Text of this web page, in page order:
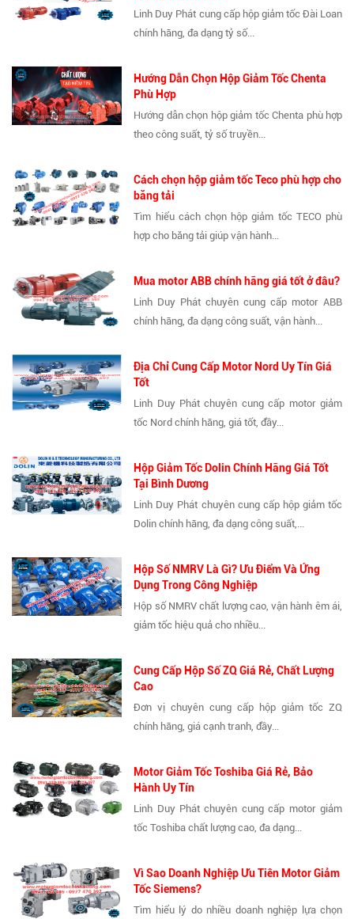
Linh Duy Phát cung cấp hộp giảm tốc Đài Loan
chính hãng, đa dạng tỷ số...
Hướng Dẫn Chọn Hộp Giảm Tốc Chenta
Phù Hợp
Hướng dẫn chọn hộp giảm tốc Chenta phù hợp
theo công suất, tỷ số truyền...
Cách chọn hộp giảm tốc Teco phù hợp cho
băng tải
Tìm hiểu cách chọn hộp giảm tốc TECO phù
hợp cho băng tải giúp vận hành...
Mua motor ABB chính hãng giá tốt ở đâu?
Linh Duy Phát chuyên cung cấp motor ABB
chính hãng, đa dạng công suất, vận hành...
Địa Chỉ Cung Cấp Motor Nord Uy Tín Giá
Tốt
Linh Duy Phát chuyên cung cấp motor giảm
tốc Nord chính hãng, giá tốt, đầy...
Hộp Giảm Tốc Dolin Chính Hãng Giá Tốt
Tại Bình Dương
Linh Duy Phát chuyên cung cấp hộp giảm tốc
Dolin chính hãng, đa dạng công suất,...
Hộp Số NMRV Là Gì? Ưu Điểm Và Ứng
Dụng Trong Công Nghiệp
Hộp số NMRV chất lượng cao, vận hành êm ái,
giảm tốc hiệu quả cho nhiều...
Cung Cấp Hộp Số ZQ Giá Rẻ, Chất Lượng
Cao
Đơn vị chuyên cung cấp hộp giảm tốc ZQ
chính hãng, giá cạnh tranh, đầy...
Motor Giảm Tốc Toshiba Giá Rẻ, Bảo
Hành Uy Tín
Linh Duy Phát chuyên cung cấp motor giảm
tốc Toshiba chất lượng cao, đa dạng...
Vì Sao Doanh Nghiệp Ưu Tiên Motor Giảm
Tốc Siemens?
Tìm hiểu lý do nhiều doanh nghiệp lựa chọn